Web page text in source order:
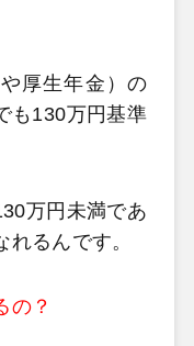
厚生年金）の
も130万円基準
万円未満であ
るんです。
の？